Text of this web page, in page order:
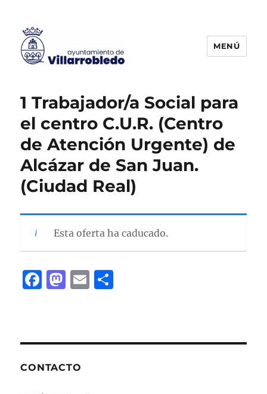
MENÚ
1 Trabajador/a Social para
el centro C.U.R. (Centro
de Atención Urgente) de
Alcázar de San Juan.
(Ciudad Real)
Esta oferta ha caducado.
F
e
o
M
o
o
E
l
p
CONTACTO